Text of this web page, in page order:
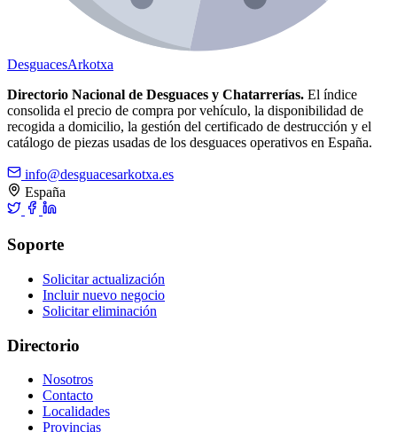
DesguacesArkotxa
Directorio Nacional de Desguaces y Chatarrerías. El índice
consolida el precio de compra por vehículo, la disponibilidad de
recogida a domicilio, la gestión del certificado de destrucción y el
catálogo de piezas usadas de los desguaces operativos en España.
info@desguacesarkotxa.es
España
Soporte
Solicitar actualización
Incluir nuevo negocio
Solicitar eliminación
Directorio
Nosotros
Contacto
Localidades
Provincias